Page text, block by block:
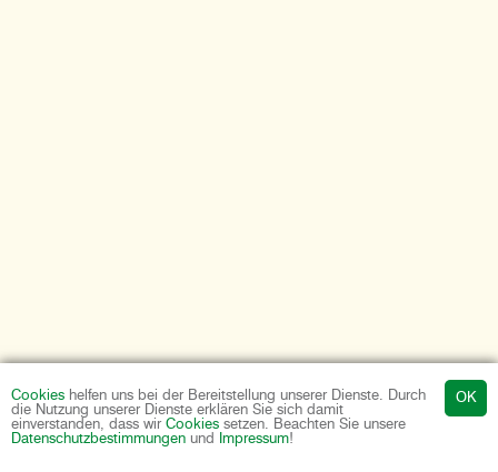
Cookies helfen uns bei der Bereitstellung unserer Dienste. Durch
die Nutzung unserer Dienste erklären Sie sich damit
einverstanden, dass wir Cookies setzen. Beachten Sie unsere
Datenschutzbestimmungen und Impressum!